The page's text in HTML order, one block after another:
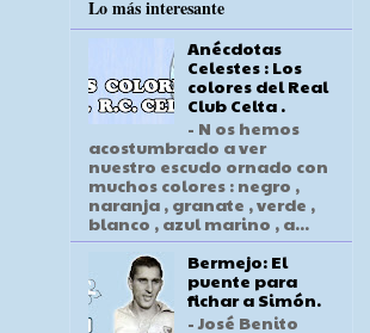
Lo más interesante
Anécdotas
Celestes : Los
colores del Real
Club Celta .
- N os hemos
acostumbrado a ver
nuestro escudo ornado con
muchos colores : negro ,
naranja , granate , verde ,
blanco , azul marino , a...
Bermejo: El
puente para
fichar a Simón.
- José Benito